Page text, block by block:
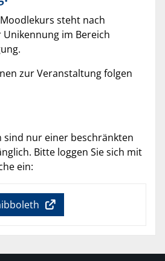
steht nach
im Bereich
zur Veranstaltung folgen
sind nur einer beschränkten
Bitte loggen Sie sich mit
ein: